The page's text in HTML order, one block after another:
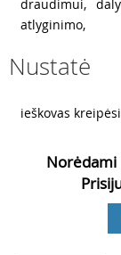
draudimui,
atlyginimo,
Nustatė
ieškovas
Norėdami